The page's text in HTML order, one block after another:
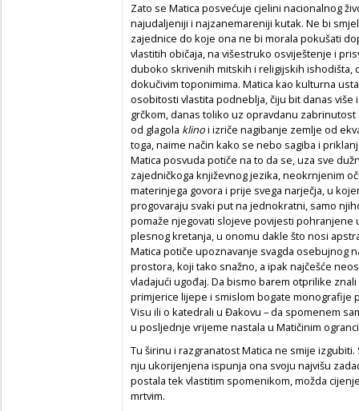
Zato se Matica posvećuje cjelini nacionalnog
najudaljeniji i najzanemareniji kutak. Ne bi
zajednice do koje ona ne bi morala pokušati
vlastitih običaja, na višestruko osviještenje i
duboko skrivenih mitskih i religijskih ishodišta,
dokučivim toponimima. Matica kao kulturna
osobitosti vlastita podneblja, čiju bit danas
grčkom, danas toliko uz opravdanu
od glagola klinoi izriče nagibanje zemlje od
toga, naime način kako se nebo sagiba i
Matica posvuda potiče na to da se, uza sve
zajedničkoga književnog jezika, neokrnjenim
materinjega govora i prije svega narječja, u
progovaraju svaki put na jednokratni, samo
pomaže njegovati slojeve povijesti
plesnog kretanja, u onomu dakle što nosi
Matica potiče upoznavanje svagda osebujnog
prostora, koji tako snažno, a ipak najčešće
vladajući ugođaj. Da bismo barem otprilike
primjerice lijepe i smislom bogate monografije
Visu ili o katedrali u Đakovu – da spomenem
u posljednje vrijeme nastala u Matičinim
Tu širinu i razgranatost Matica ne smije
nju ukorijenjena ispunja ona svoju najvišu
postala tek vlastitim spomenikom, možda
mrtvim.